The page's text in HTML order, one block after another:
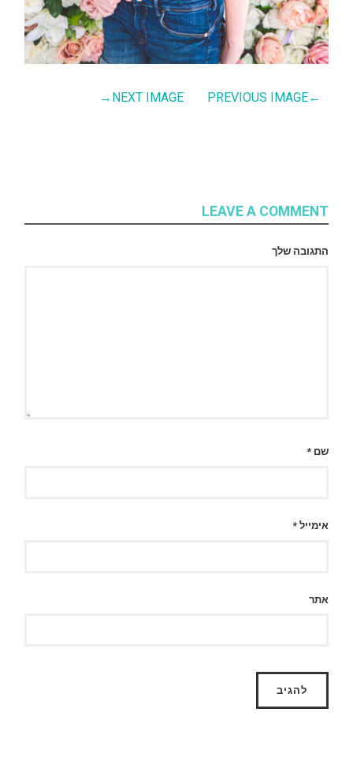
←
PREVIOUS IMAGE
NEXT IMAGE
→
LEAVE A COMMENT
התגובה שלך
שם*
אימייל*
אתר